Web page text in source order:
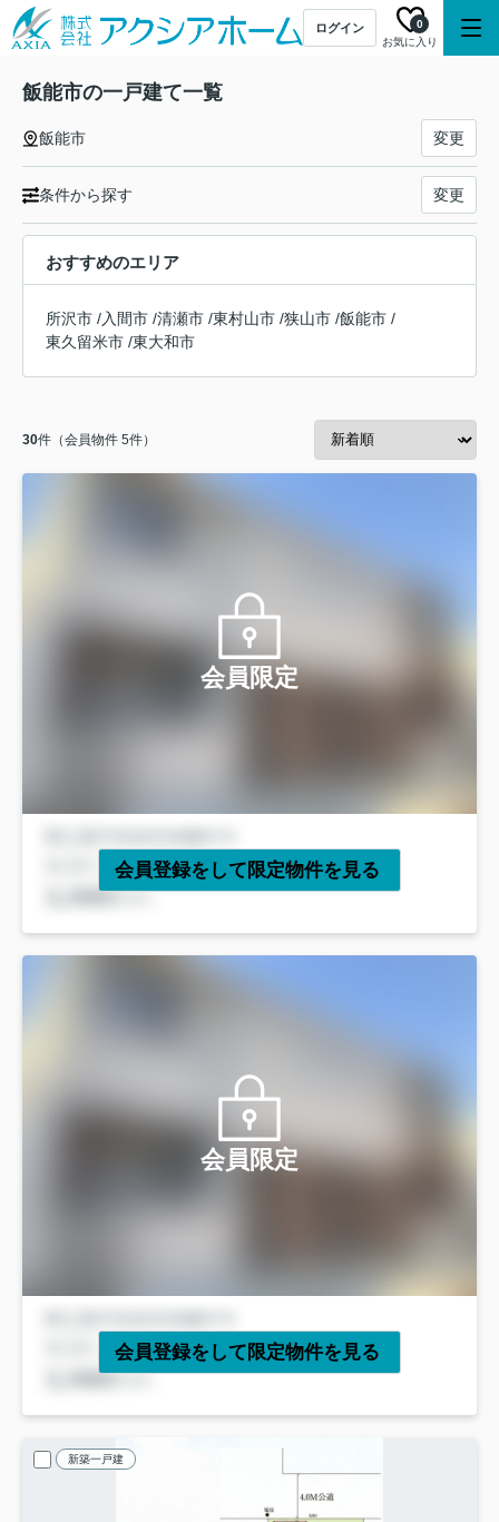
ログイン
お気に入り
0
飯能市の一戸建て一覧
飯能市 変更
条件から探す 変更
おすすめのエリア
所沢市 /入間市 /清瀬市 /東村山市 /狭山市 /飯能市 /
東久留米市 /東大和市
30件（会員物件 5件）
会員限定
会員登録をして限定物件を見る
会員限定
会員登録をして限定物件を見る
新築一戸建